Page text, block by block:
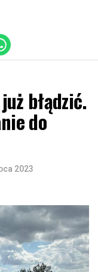
błądzić.
do
2023